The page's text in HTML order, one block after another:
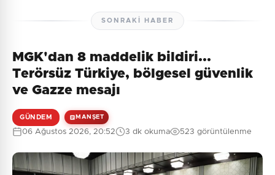
SONRAKI HABER
MGK'dan 8 maddelik bildiri...
Terörsüz Türkiye, bölgesel güvenlik
ve Gazze mesajı
GÜNDEM MANŞET
06 Ağustos 2026, 20:52 3 dk okuma 523 görüntülenme